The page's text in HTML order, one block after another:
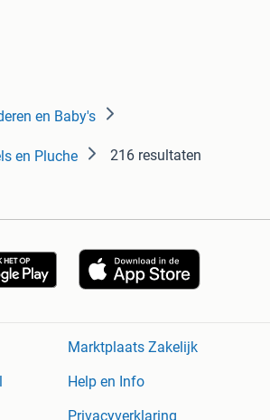
en Baby's
en Pluche 216 resultaten
Marktplaats Zakelijk
Help en Info
Privacyverklaring